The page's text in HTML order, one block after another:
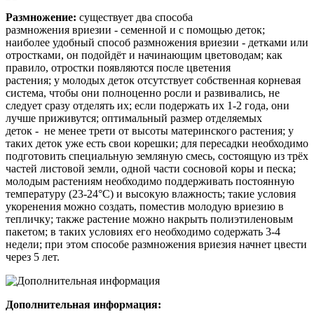
Размножение: существует два способа
размножения вриезии - семенной и с помощью деток;
наиболее удобный способ размножения вриезии - детками или
отростками, он подойдёт и начинающим цветоводам; как
правило, отростки появляются после цветения
растения; у молодых деток отсутствует собственная корневая
система, чтобы они полноценно росли и развивались, не
следует сразу отделять их; если подержать их 1-2 года, они
лучше приживутся; оптимальный размер отделяемых
деток - не менее трети от высоты материнского растения; у
таких деток уже есть свои корешки; для пересадки необходимо
подготовить специальную земляную смесь, состоящую из трёх
частей листовой земли, одной части сосновой коры и песка;
молодым растениям необходимо поддерживать постоянную
температуру (23-24°С) и высокую влажность; такие условия
укоренения можно создать, поместив молодую вриезию в
тепличку; также растение можно накрыть полиэтиленовым
пакетом; в таких условиях его необходимо содержать 3-4
недели; при этом способе размножения вриезия начнет цвести
через 5 лет.
Дополнительная информация: